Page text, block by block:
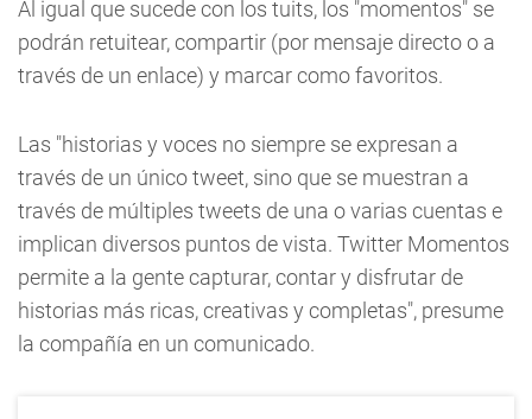
Al igual que sucede con los tuits, los "momentos" se
podrán retuitear, compartir (por mensaje directo o a
través de un enlace) y marcar como favoritos.
Las "historias y voces no siempre se expresan a
través de un único tweet, sino que se muestran a
través de múltiples tweets de una o varias cuentas e
implican diversos puntos de vista. Twitter Momentos
permite a la gente capturar, contar y disfrutar de
historias más ricas, creativas y completas", presume
la compañía en un comunicado.